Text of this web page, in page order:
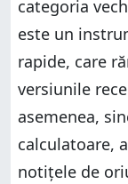
categoria
este un
rapide, care
versiunile
asemenea,
calculatoare,
notițele de